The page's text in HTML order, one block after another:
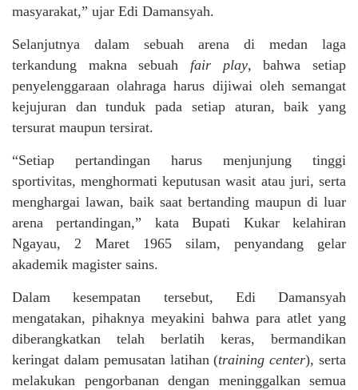
masyarakat,” ujar Edi Damansyah.
Selanjutnya dalam sebuah arena di medan laga
terkandung makna sebuah fair play, bahwa setiap
penyelenggaraan olahraga harus dijiwai oleh semangat
kejujuran dan tunduk pada setiap aturan, baik yang
tersurat maupun tersirat.
“Setiap pertandingan harus menjunjung tinggi
sportivitas, menghormati keputusan wasit atau juri, serta
menghargai lawan, baik saat bertanding maupun di luar
arena pertandingan,” kata Bupati Kukar kelahiran
Ngayau, 2 Maret 1965 silam, penyandang gelar
akademik magister sains.
Dalam kesempatan tersebut, Edi Damansyah
mengatakan, pihaknya meyakini bahwa para atlet yang
diberangkatkan telah berlatih keras, bermandikan
keringat dalam pemusatan latihan (training center), serta
melakukan pengorbanan dengan meninggalkan semua